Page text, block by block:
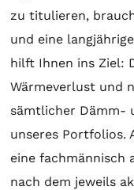
zu titulieren,
und eine
hilft Ihnen ins Ziel:
Wärmeverlust und
sämtlicher Dämm-
unseres Portfolios.
eine fachmännisch
nach dem jeweils